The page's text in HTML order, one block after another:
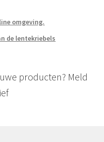
omgeving.
de lentekriebels
producten? Meld